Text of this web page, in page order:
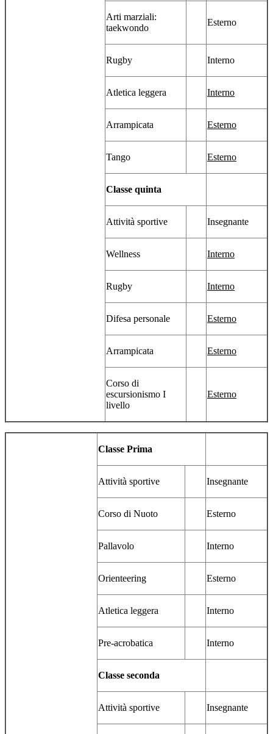
Arti marziali:
taekwondo
Esterno
Rugby Interno
Atletica leggera Interno
Arrampicata Esterno
Tango Esterno
Classe quinta
Attività sportive Insegnante
Wellness Interno
Rugby Interno
Difesa personale Esterno
Arrampicata Esterno
Corso di
escursionismo I
livello
Esterno
Classe Prima
Attività sportive Insegnante
Corso di Nuoto Esterno
Pallavolo Interno
Orienteering Esterno
Atletica leggera Interno
Pre-acrobatica Interno
Classe seconda
Attività sportive Insegnante